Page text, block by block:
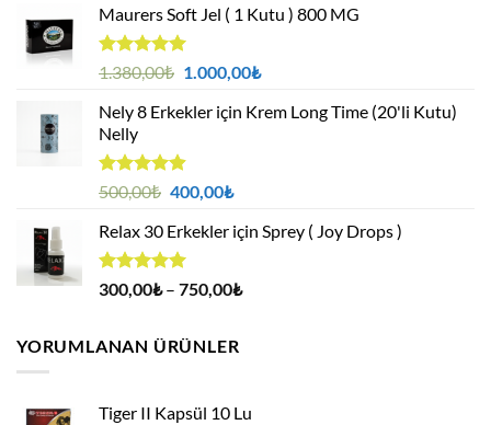
Maurers Soft Jel ( 1 Kutu ) 800 MG
5 üzerinden
oy
aldı
1.380,00₺ Orijinal
1.380,00₺.
1.000,00₺Şu
fiyat:
Nely 8 Erkekler için Krem Long Time (20'li Kutu)
Nelly
5 üzerinden
oy
aldı
500,00₺ Orijinal
500,00₺.
400,00₺Şu
fiyat:
Relax 30 Erkekler için Sprey ( Joy Drops )
5 üzerinden
4.94oy
300,00₺ – 750,00₺Fiyat
YORUMLANAN ÜRÜNLER
Tiger II Kapsül 10 Lu